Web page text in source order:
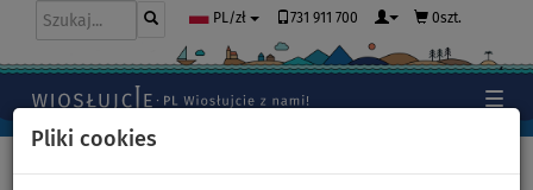
Pliki cookies
PL/zł 731 911 700 0szt.